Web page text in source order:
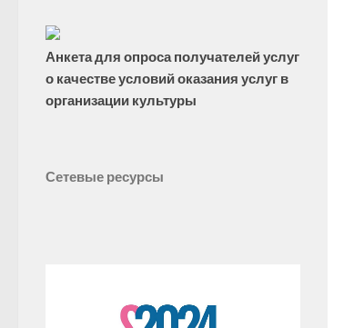
Анкета для опроса получателей услуг
о качестве условий оказания услуг в
организации культуры
Сетевые ресурсы